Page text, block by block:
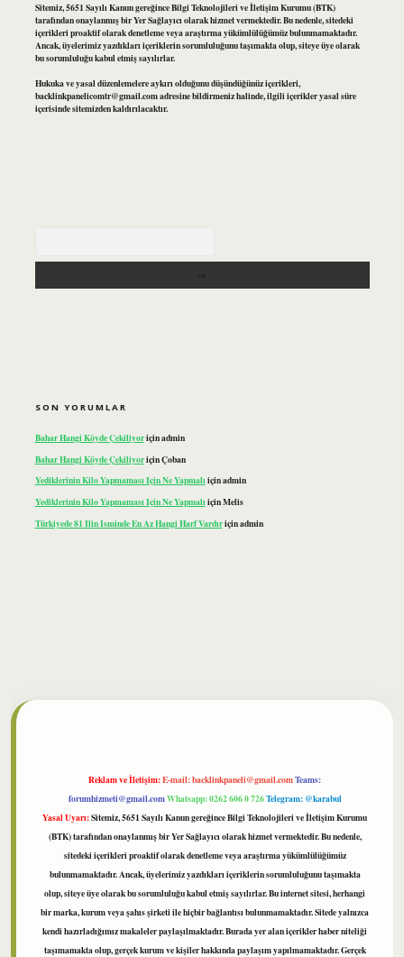
Sitemiz, 5651 Sayılı Kanun gereğince Bilgi Teknolojileri ve İletişim Kurumu (BTK)
tarafından onaylanmış bir Yer Sağlayıcı olarak hizmet vermektedir. Bu nedenle, sitedeki
içerikleri proaktif olarak denetleme veya araştırma yükümlülüğümüz bulunmamaktadır.
Ancak, üyelerimiz yazdıkları içeriklerin sorumluluğunu taşımakta olup, siteye üye olarak
bu sorumluluğu kabul etmiş sayılırlar.
Hukuka ve yasal düzenlemelere aykırı olduğunu düşündüğünüz içerikleri,
backlinkpanelicomtr@gmail.comadresine bildirmeniz halinde, ilgili içerikler yasal süre
içerisinde sitemizden kaldırılacaktır.
SON YORUMLAR
Bahar Hangi Köyde Çekiliyoriçinadmin
Bahar Hangi Köyde ÇekiliyoriçinÇoban
Yediklerinin Kilo Yapmaması Için Ne Yapmalıiçinadmin
Yediklerinin Kilo Yapmaması Için Ne YapmalıiçinMelis
Türkiyede 81 Ilin Isminde En Az Hangi Harf Vardıriçinadmin
Reklam ve İletişim:E-mail:backlinkpaneli@gmail.comTeams:
forumhizmeti@gmail.comWhatsapp: 0262 606 0 726Telegram: @karabul
Yasal Uyarı:Sitemiz, 5651 Sayılı Kanun gereğince Bilgi Teknolojileri ve İletişim Kurumu
(BTK) tarafından onaylanmış bir Yer Sağlayıcı olarak hizmet vermektedir. Bu nedenle,
sitedeki içerikleri proaktif olarak denetleme veya araştırma yükümlülüğümüz
bulunmamaktadır. Ancak, üyelerimiz yazdıkları içeriklerin sorumluluğunu taşımakta
olup, siteye üye olarak bu sorumluluğu kabul etmiş sayılırlar. Bu internet sitesi, herhangi
bir marka, kurum veya şahıs şirketi ile hiçbir bağlantısı bulunmamaktadır. Sitede yalnızca
kendi hazırladığımız makaleler paylaşılmaktadır. Burada yer alan içerikler haber niteliği
taşımamakta olup, gerçek kurum ve kişiler hakkında paylaşım yapılmamaktadır. Gerçek